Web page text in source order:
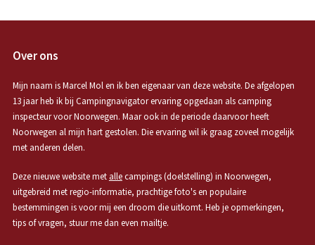
Over ons
Mijn naam is Marcel Mol en ik ben eigenaar van deze website. De afgelopen
13 jaar heb ik bij Campingnavigator ervaring opgedaan als camping
inspecteur voor Noorwegen. Maar ook in de periode daarvoor heeft
Noorwegen al mijn hart gestolen. Die ervaring wil ik graag zoveel mogelijk
met anderen delen.
Deze nieuwe website met allecampings (doelstelling) in Noorwegen,
uitgebreid met regio-informatie, prachtige foto's en populaire
bestemmingen is voor mij een droom die uitkomt. Heb je opmerkingen,
tips of vragen, stuur me dan even mailtje.